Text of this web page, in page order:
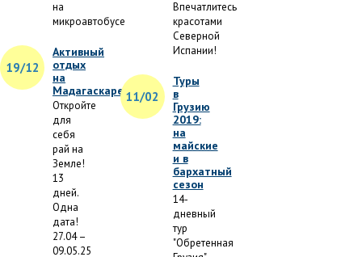
на
микроавтобусе
19/12
Активный
отдых
на
Мадагаскаре
Откройте
для
себя
рай на
Земле!
13
дней.
Одна
дата!
27.04 –
09.05.25
Впечатлитесь
красотами
Северной
Испании!
11/02
Туры
в
Грузию
2019:
на
майские
и в
бархатный
сезон
14-
дневный
тур
"Обретенная